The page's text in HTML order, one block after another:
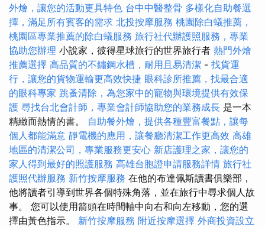
外燴，讓您的活動更具特色 台中中醫整骨 多樣化自助餐選
擇，滿足所有賓客的需求 北投按摩服務 桃園除白蟻推薦，
桃園區專業推薦的除白蟻服務 旅行社代辦護照服務，專業
協助您辦理 小說家，彼得星球旅行的世界旅行者 熱門外燴
推薦選擇 高品質的不鏽鋼水槽，耐用且易清潔 - 找貨運
行，讓您的貨物運輸更高效快捷 眼科診所推薦，找最合適
的眼科專家 跳蚤清除，為您家中的寵物與環境提供有效保
護 尋找台北會計師，專業會計師協助您的業務成長 是一本
精緻而熱情的書。 自助餐外燴，提供各種豐富餐點，讓每
個人都能滿意 靜電機的應用，讓餐廳清潔工作更高效 高雄
地區的清潔公司，專業服務更安心 新店護理之家，讓您的
家人得到最好的照護服務 高雄台胞證申請服務詳情 旅行社
護照代辦服務 新竹按摩服務 在他的布達佩斯讀書俱樂部，
他將讀者引導到世界各個特殊角落，並在旅行中尋求個人故
事。 您可以使用箭頭在時間軸中向右和向左移動，您的選
擇由黃色指示。 新竹按摩服務 附近按摩選擇 外商投資設立